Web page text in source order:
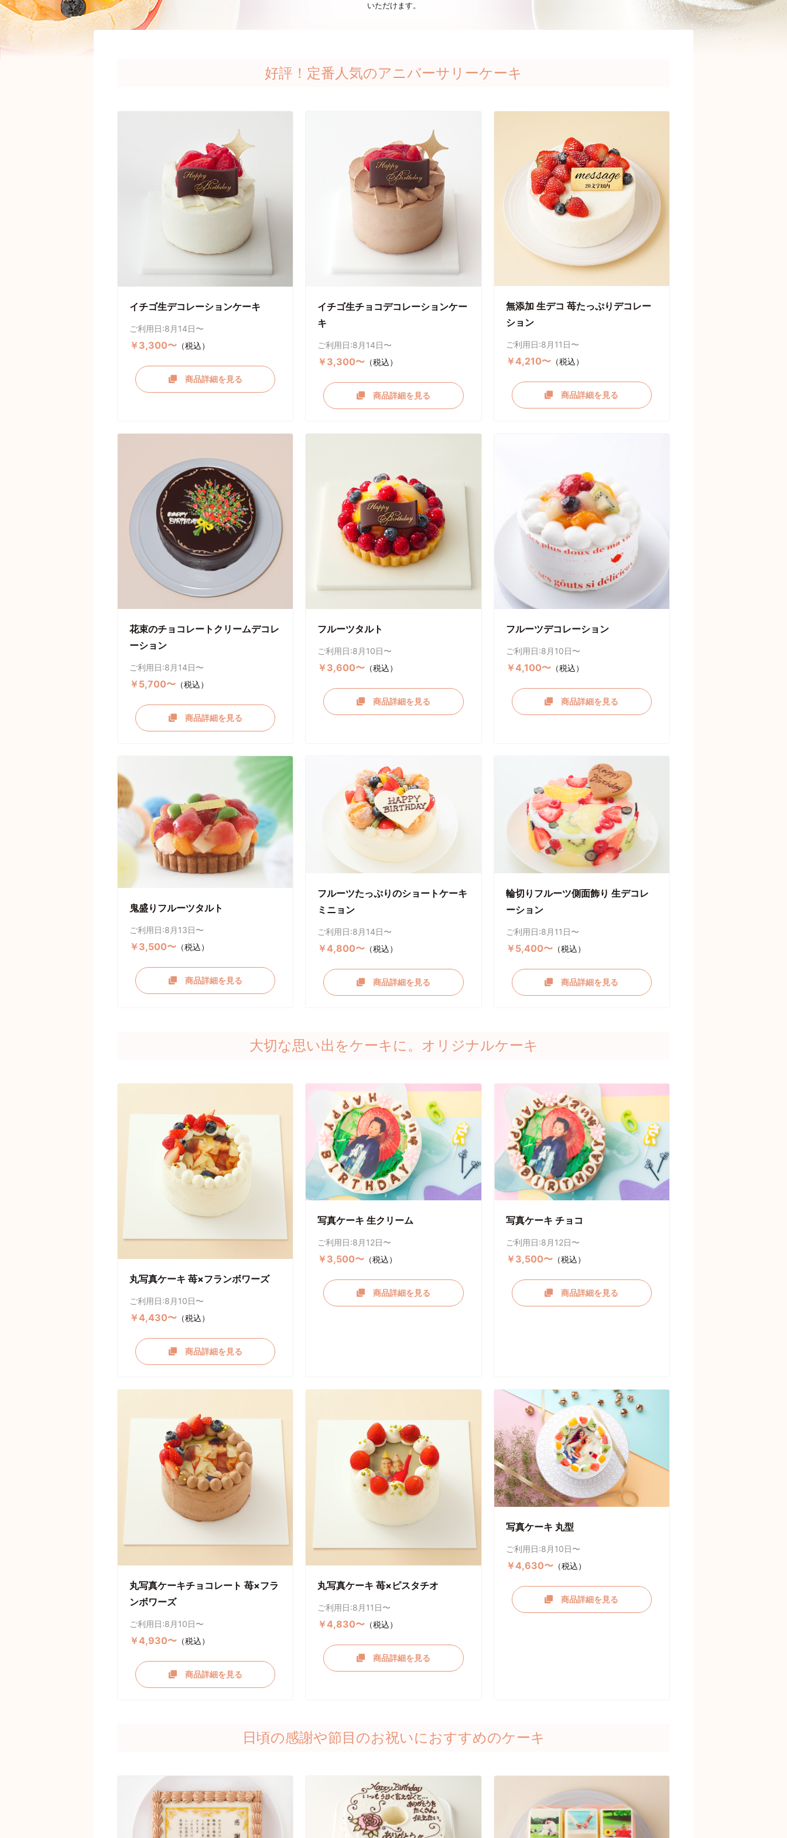
いただけます。
好評！定番人気のアニバーサリーケーキ
イチゴ生デコレーションケーキ
ご利用日:8月14日〜
￥3,300〜 （税込）
商品詳細を見る
イチゴ生チョコデコレーションケー
キ
ご利用日:8月14日〜
￥3,300〜 （税込）
商品詳細を見る
無添加 生デコ 苺たっぷりデコレー
ション
ご利用日:8月11日〜
￥4,210〜（税込）
商品詳細を見る
花束のチョコレートクリームデコレ
ーション
ご利用日:8月14日〜
￥5,700〜 （税込）
商品詳細を見る
フルーツタルト
ご利用日:8月10日〜
￥3,600〜 （税込）
商品詳細を見る
フルーツデコレーション
ご利用日:8月10日〜
￥4,100〜（税込）
商品詳細を見る
鬼盛りフルーツタルト
ご利用日:8月13日〜
￥3,500〜 （税込）
商品詳細を見る
フルーツたっぷりのショートケーキ
ミニョン
ご利用日:8月14日〜
￥4,800〜 （税込）
商品詳細を見る
輪切りフルーツ側面飾り 生デコレ
ーション
ご利用日:8月11日〜
￥5,400〜（税込）
商品詳細を見る
大切な思い出をケーキに。オリジナルケーキ
丸写真ケーキ 苺×フランボワーズ
ご利用日:8月10日〜
￥4,430〜 （税込）
商品詳細を見る
写真ケーキ 生クリーム
ご利用日:8月12日〜
￥3,500〜 （税込）
商品詳細を見る
写真ケーキ チョコ
ご利用日:8月12日〜
￥3,500〜（税込）
商品詳細を見る
丸写真ケーキチョコレート 苺×フラ
ンボワーズ
ご利用日:8月10日〜
￥4,930〜 （税込）
商品詳細を見る
丸写真ケーキ 苺×ピスタチオ
ご利用日:8月11日〜
￥4,830〜 （税込）
商品詳細を見る
写真ケーキ 丸型
ご利用日:8月10日〜
￥4,630〜（税込）
商品詳細を見る
日頃の感謝や節目のお祝いにおすすめのケーキ